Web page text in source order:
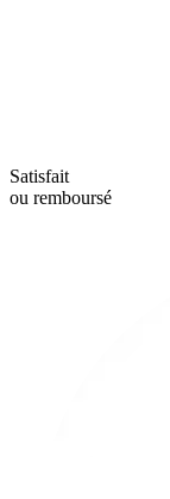
Satisfait
ou remboursé